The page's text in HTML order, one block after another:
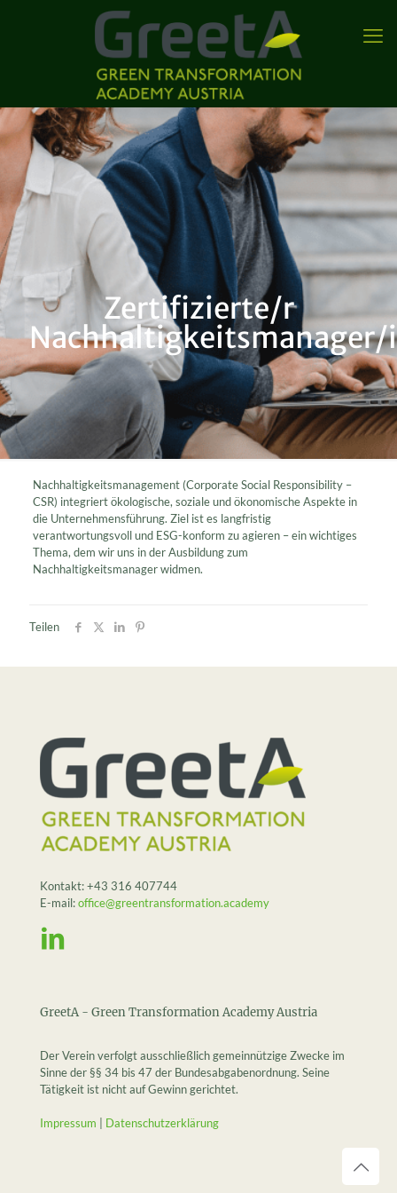
Zertifizierte/r
Nachhaltigkeitsmanagement (Corporate Social Responsibility –
CSR) integriert ökologische, soziale und ökonomische Aspekte in
die Unternehmensführung. Ziel ist es langfristig
verantwortungsvoll und ESG-konform zu agieren – ein wichtiges
Thema, dem wir uns in der Ausbildung zum
Nachhaltigkeitsmanager widmen.
Teilen
Kontakt:+43 316 407744
E-mail:office@greentransformation.academy
GreetA - Green Transformation Academy Austria
Der Verein verfolgt ausschließlich gemeinnützige Zwecke im
Sinne der §§ 34 bis 47 der Bundesabgabenordnung. Seine
Tätigkeit ist nicht auf Gewinn gerichtet.
Impressum Datenschutzerklärung